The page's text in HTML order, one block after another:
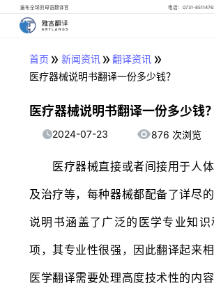
遍布全球的母语翻译官 电话：0731-
首页 » 新闻资讯» 翻译资讯 »
医疗器械说明书翻译一份多少钱？
医疗器械说明书翻译一份多少钱？
2024-07-23 876 次浏览
医疗器械直接或者间接用于人体
及治疗等，每种器械都配备了详尽
说明书涵盖了广泛的医学专业知
项，其专业性很强，因此翻译起来
医学翻译需要处理高度技术性的内